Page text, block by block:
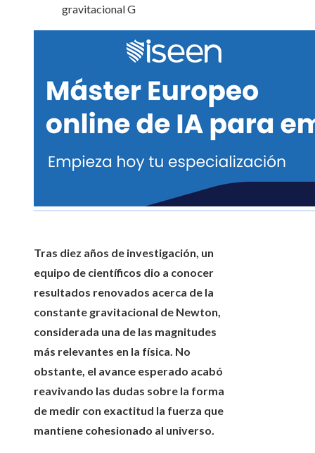
gravitacional G
Tras diez años de investigación, un
equipo de científicos dio a conocer
resultados renovados acerca de la
constante gravitacional de Newton,
considerada una de las magnitudes
más relevantes en la física. No
obstante, el avance esperado acabó
reavivando las dudas sobre la forma
de medir con exactitud la fuerza que
mantiene cohesionado al universo.